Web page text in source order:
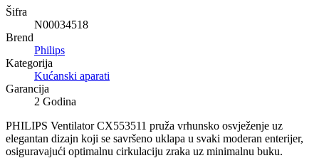
Šifra
N00034518
Brend
Philips
Kategorija
Kućanski aparati
Garancija
2 Godina
PHILIPS Ventilator CX553511 pruža vrhunsko osvježenje uz
elegantan dizajn koji se savršeno uklapa u svaki moderan enterijer,
osiguravajući optimalnu cirkulaciju zraka uz minimalnu buku.